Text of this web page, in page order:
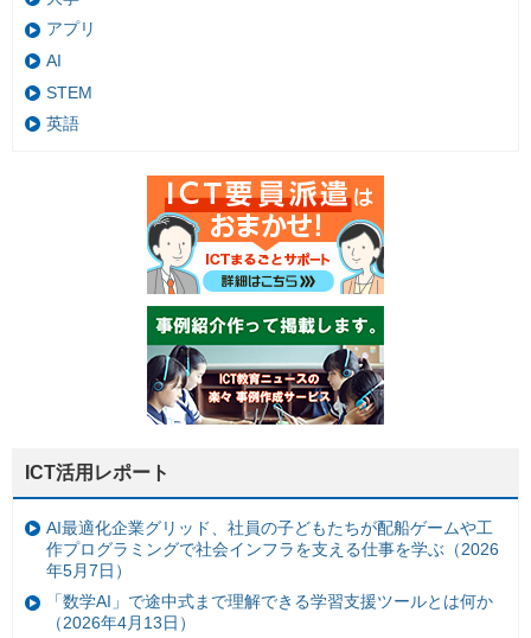
アプリ
AI
STEM
英語
ICT活用レポート
AI最適化企業グリッド、社員の子どもたちが配船ゲームや工
作プログラミングで社会インフラを支える仕事を学ぶ（2026
年5月7日）
「数学AI」で途中式まで理解できる学習支援ツールとは何か
（2026年4月13日）